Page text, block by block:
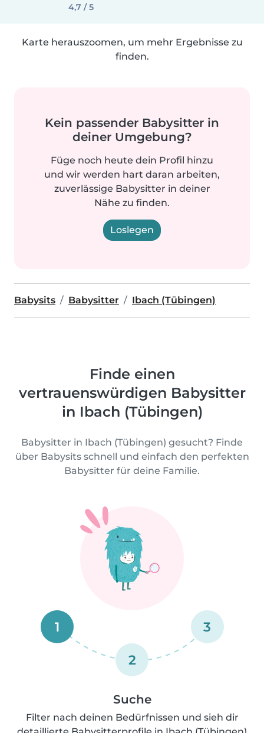
4,7 / 5
Karte herauszoomen, um mehr Ergebnisse zu
finden.
Kein passender Babysitter in
deiner Umgebung?
Füge noch heute dein Profil hinzu
und wir werden hart daran arbeiten,
zuverlässige Babysitter in deiner
Nähe zu finden.
Loslegen
Babysits Babysitter Ibach (Tübingen)
Finde einen
vertrauenswürdigen Babysitter
in Ibach (Tübingen)
Babysitter in Ibach (Tübingen) gesucht? Finde
über Babysits schnell und einfach den perfekten
Babysitter für deine Familie.
1
2
3
Suche
Filter nach deinen Bedürfnissen und sieh dir